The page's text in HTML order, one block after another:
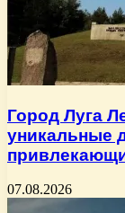
Город Луга
уникальные
07.08.2026